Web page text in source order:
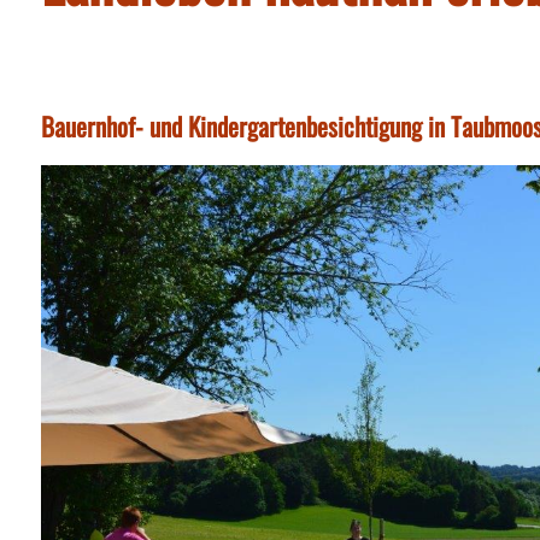
Bauernhof- und Kindergartenbesichtigung in